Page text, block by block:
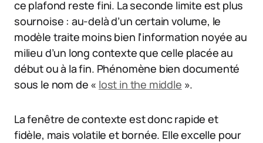
ce plafond reste fini. La seconde limite est plus
sournoise : au-delà d’un certain volume, le
modèle traite moins bien l’information noyée au
milieu d’un long contexte que celle placée au
début ou à la fin. Phénomène bien documenté
sous le nom de « lost in the middle ».
La fenêtre de contexte est donc rapide et
fidèle, mais volatile et bornée. Elle excelle pour